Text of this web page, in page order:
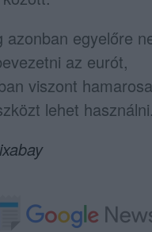
azonban egyelőre
az eurót,
viszont
lehet használni.